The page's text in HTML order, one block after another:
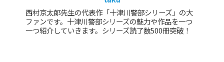
西村京太郎先生の代表作「十津川警部シリーズ」の大
ファンです。十津川警部シリーズの魅力や作品を一つ
一つ紹介していきます。シリーズ読了数500冊突破！